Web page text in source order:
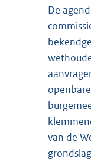
De
van de